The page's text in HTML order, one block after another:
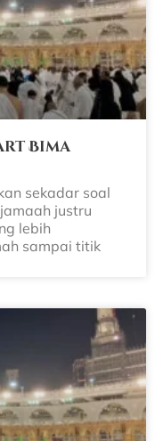
Bima
sekadar soal
justru
lebih
sampai titik